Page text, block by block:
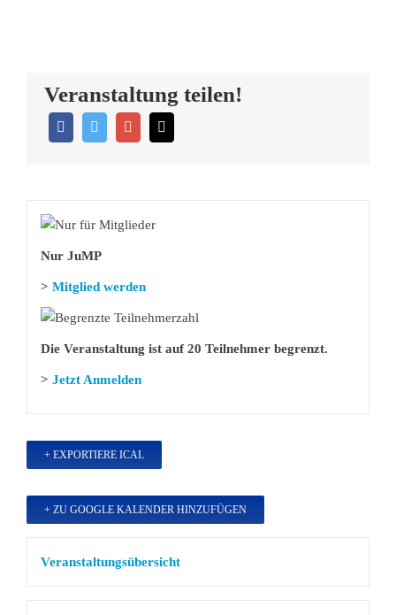
Veranstaltung teilen!
Nur JuMP
> Mitglied werden
Die Veranstaltung ist auf 20 Teilnehmer begrenzt.
> Jetzt Anmelden
+ EXPORTIERE ICAL
+ ZU GOOGLE KALENDER HINZUFÜGEN
Veranstaltungsübersicht